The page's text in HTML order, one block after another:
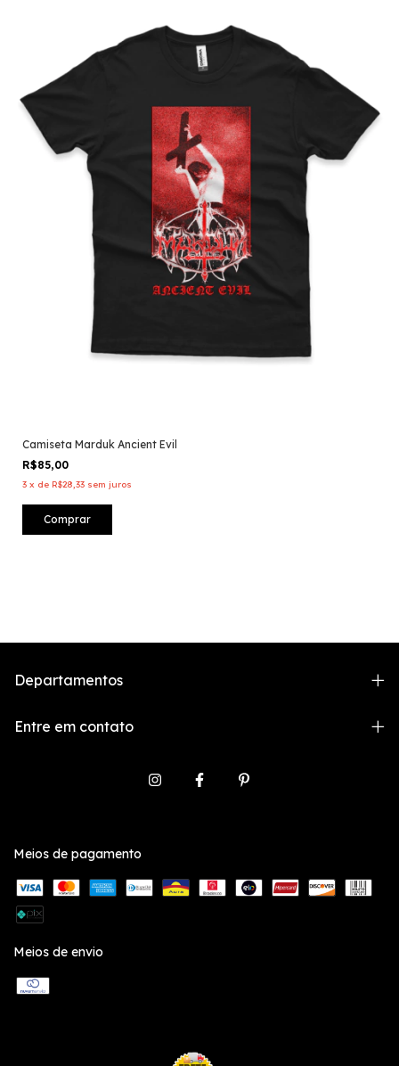
Camiseta Marduk Ancient Evil
R$85,00
3 x de R$28,33 sem juros
Comprar
Departamentos
Entre em contato
Meios de pagamento
Meios de envio